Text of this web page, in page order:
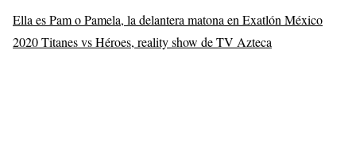
Ella es Pam o Pamela, la delantera matona en Exatlón México
2020 Titanes vs Héroes, reality show de TV Azteca